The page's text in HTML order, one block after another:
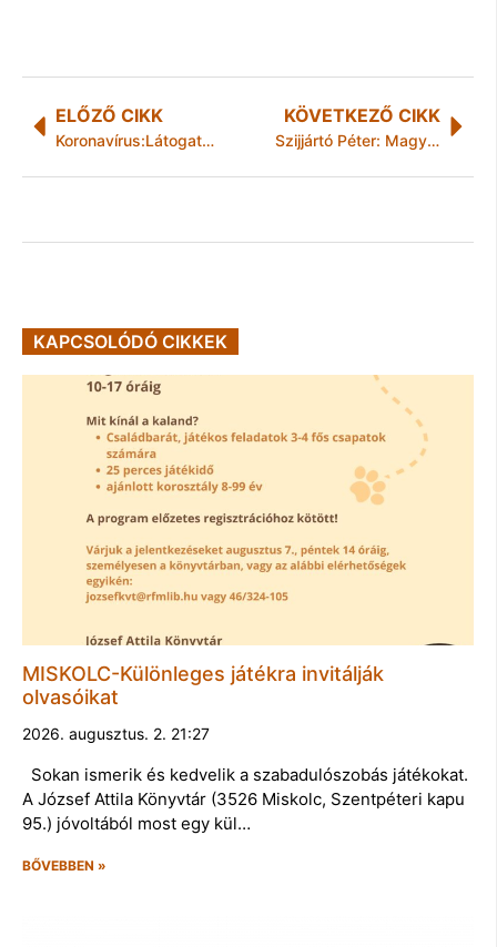
ELŐZŐ CIKK
Koronavírus:Látogatási tilalom a Miskolci Állatkert és Kultúrparkban
KÖVETKEZŐ CIKK
Szijjártó Péter: Magyarország különgépet küld a Marokkóban rekedt magyarokért
KAPCSOLÓDÓ CIKKEK
MISKOLC-Különleges játékra invitálják
olvasóikat
2026. augusztus. 2. 21:27
Sokan ismerik és kedvelik a szabadulószobás játékokat.
A József Attila Könyvtár (3526 Miskolc, Szentpéteri kapu
95.) jóvoltából most egy kül…
BŐVEBBEN »